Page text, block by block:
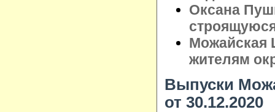
Оксана
Можайская
жителям
Выпуски
от 30.12.2020